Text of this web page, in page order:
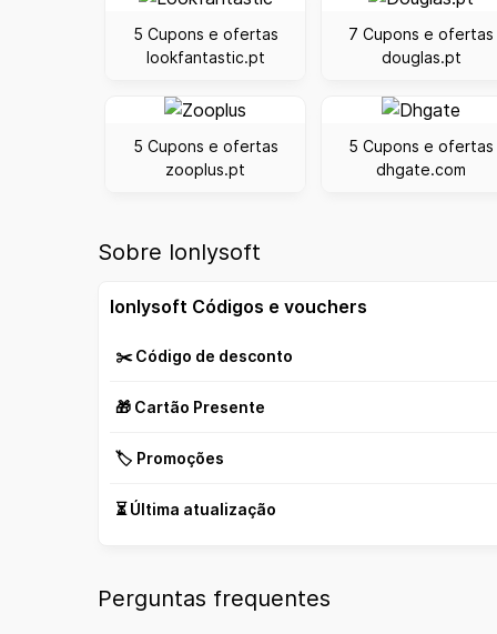
5 Cupons e ofertas
lookfantastic.pt
7 Cupons e ofertas
douglas.pt
5 Cupons e ofertas
zooplus.pt
5 Cupons e ofertas
dhgate.com
Sobre Ionlysoft
Ionlysoft Códigos e vouchers
✂️ Código de desconto
🎁 Cartão Presente
🏷️ Promoções
⏳ Última atualização
Perguntas frequentes